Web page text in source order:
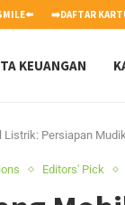
➡️DAFTAR
KEUANGAN
Persiapan
Editors' Pick